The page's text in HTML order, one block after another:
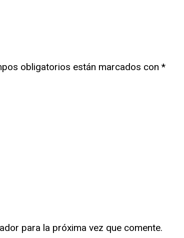
obligatorios están marcados con *
para la próxima vez que comente.